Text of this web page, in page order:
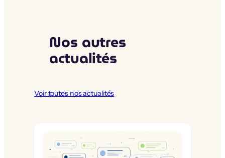
Nos autres
actualités
Voir toutes nos actualités